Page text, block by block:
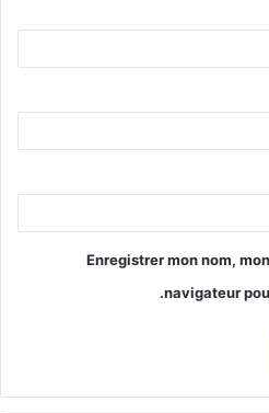
Enregistrer mon nom,
navigateur